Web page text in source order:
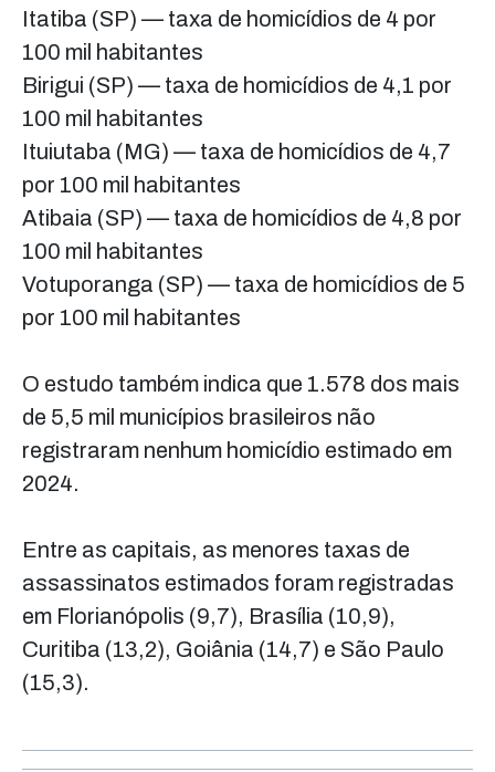
Itatiba (SP) — taxa de homicídios de 4 por
100 mil habitantes
Birigui (SP) — taxa de homicídios de 4,1 por
100 mil habitantes
Ituiutaba (MG) — taxa de homicídios de 4,7
por 100 mil habitantes
Atibaia (SP) — taxa de homicídios de 4,8 por
100 mil habitantes
Votuporanga (SP) — taxa de homicídios de 5
por 100 mil habitantes
O estudo também indica que 1.578 dos mais
de 5,5 mil municípios brasileiros não
registraram nenhum homicídio estimado em
2024.
Entre as capitais, as menores taxas de
assassinatos estimados foram registradas
em Florianópolis (9,7), Brasília (10,9),
Curitiba (13,2), Goiânia (14,7) e São Paulo
(15,3).